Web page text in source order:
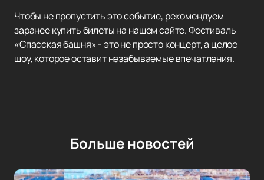
Чтобы не пропустить это событие, рекомендуем
заранее купить билеты на нашем сайте. Фестиваль
«Спасская башня» - это не просто концерт, а целое
шоу, которое оставит незабываемые впечатления.
Больше новостей